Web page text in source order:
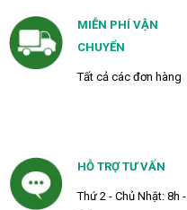
MIỄN PHÍ VẬN
CHUYỂN
Tất cả các đơn hàng
HỖ TRỢ TƯ VẤN
Thứ 2 - Chủ Nhật: 8h -